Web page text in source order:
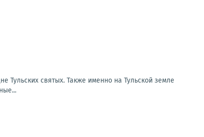
Тульских святых. Также именно на Тульской земле